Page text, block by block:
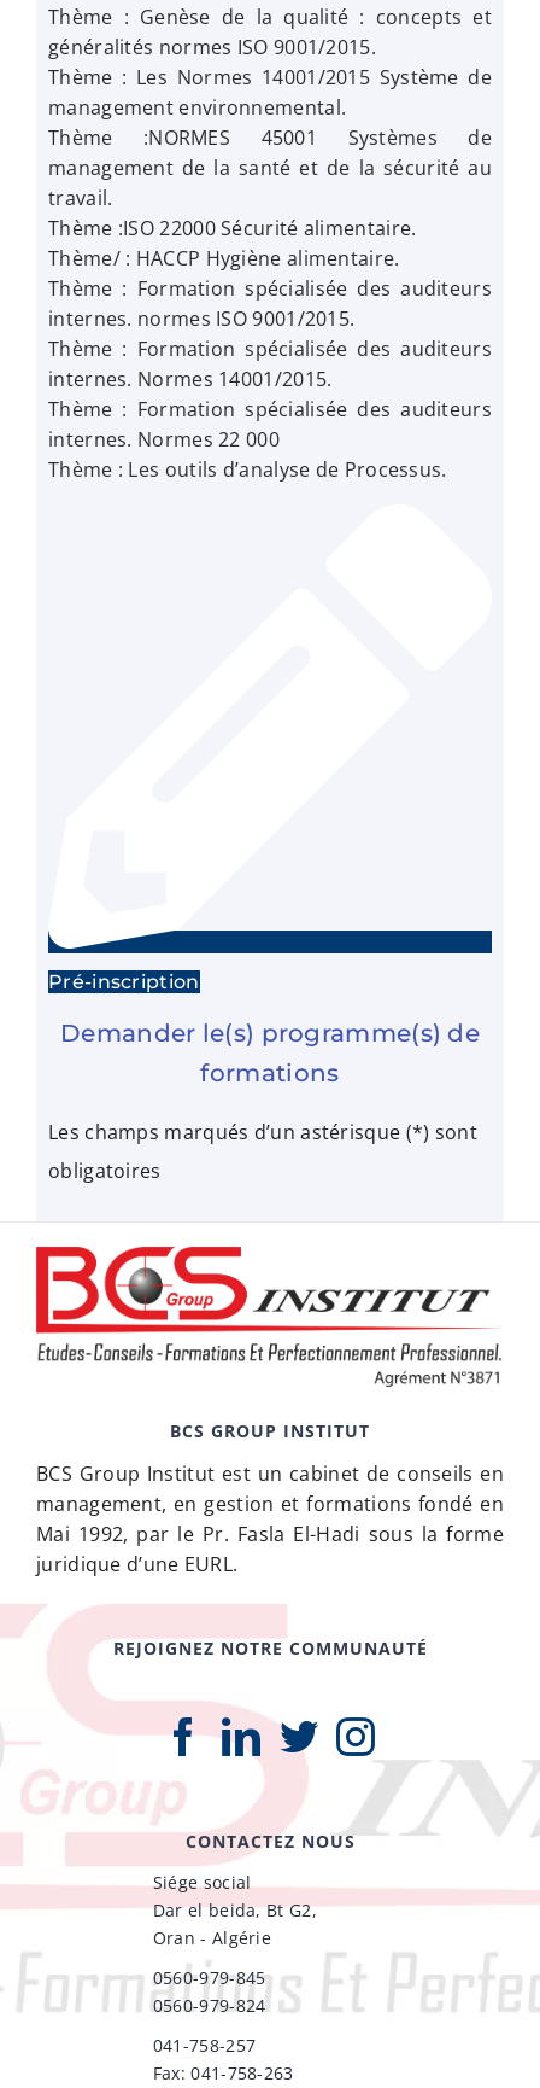
Thème : Genèse de la qualité : concepts et
généralités normes ISO 9001/2015.
Thème : Les Normes 14001/2015 Système de
management environnemental.
Thème :NORMES 45001 Systèmes de
management de la santé et de la sécurité au
travail.
Thème :ISO 22000 Sécurité alimentaire.
Thème/ : HACCP Hygiène alimentaire.
Thème : Formation spécialisée des auditeurs
internes. normes ISO 9001/2015.
Thème : Formation spécialisée des auditeurs
internes. Normes 14001/2015.
Thème : Formation spécialisée des auditeurs
internes. Normes 22 000
Thème : Les outils d’analyse de Processus.
Pré-inscription
Demander le(s) programme(s) de
formations
Les champs marqués d’un astérisque (*) sont
obligatoires
BCS GROUP INSTITUT
BCS Group Institut est un cabinet de conseils en
management, en gestion et formations fondé en
Mai 1992, par le Pr. Fasla El-Hadi sous la forme
juridique d’une EURL.
REJOIGNEZ NOTRE COMMUNAUTÉ
CONTACTEZ NOUS
Siége social
Dar el beida, Bt G2,
Oran - Algérie
0560-979-845
0560-979-824
041-758-257
Fax: 041-758-263